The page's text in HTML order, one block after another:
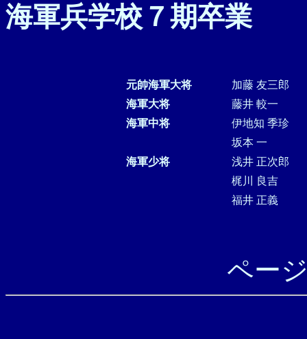
海軍兵学校７期卒業
元帥海軍大将
加藤 友三郎
海軍大将
藤井 較一
海軍中将
伊地知 季珍
坂本 一
海軍少将
浅井 正次郎
梶川 良吉
福井 正義
ペー